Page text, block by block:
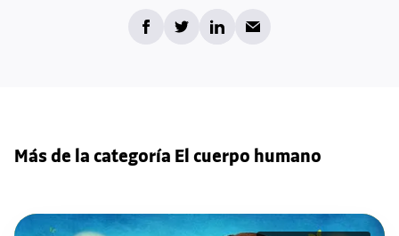
Más de la categoría El cuerpo humano